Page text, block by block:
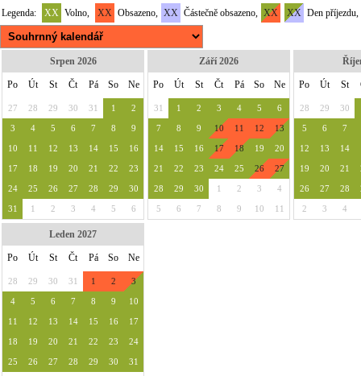
Legenda: XX Volno, XX Obsazeno, XX Částečně obsazeno, XX XX Den příjezdu,
Srpen 2026
Po Út St Čt Pá So Ne
27 28 29 30 31 1 2
3 4 5 6 7 8 9
10 11 12 13 14 15 16
17 18 19 20 21 22 23
24 25 26 27 28 29 30
31 1 2 3 4 5 6
Září 2026
Po Út St Čt Pá So Ne
31 1 2 3 4 5 6
7 8 9 10 11 12 13
14 15 16 17 18 19 20
21 22 23 24 25 26 27
28 29 30 1 2 3 4
5 6 7 8 9 10 11
Po Út St
28 29 30
5 6 7
12 13 14
19 20 21
26 27 28
2 3 4
Leden 2027
Po Út St Čt Pá So Ne
28 29 30 31 1 2 3
4 5 6 7 8 9 10
11 12 13 14 15 16 17
18 19 20 21 22 23 24
25 26 27 28 29 30 31